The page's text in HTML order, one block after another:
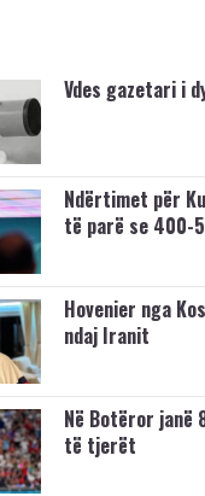
Vdes gazetari i
Ndërtimet për
të parë se 400-
Hovenier nga
ndaj Iranit
Në Botëror janë
të tjerët